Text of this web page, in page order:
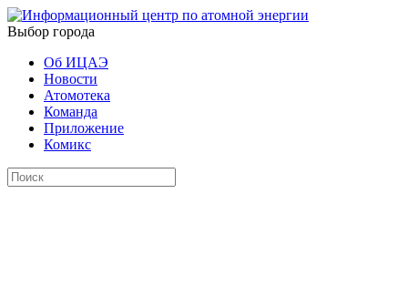
Выбор города
Об ИЦАЭ
Новости
Атомотека
Команда
Приложение
Комикс